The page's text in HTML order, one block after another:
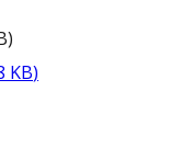
)
KB)